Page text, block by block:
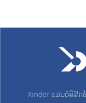
Xinder ແມ່ນບໍລິສັດ